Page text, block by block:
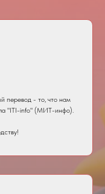
перевод - то, что нам
"ITI-info" (МИТ-инфо).